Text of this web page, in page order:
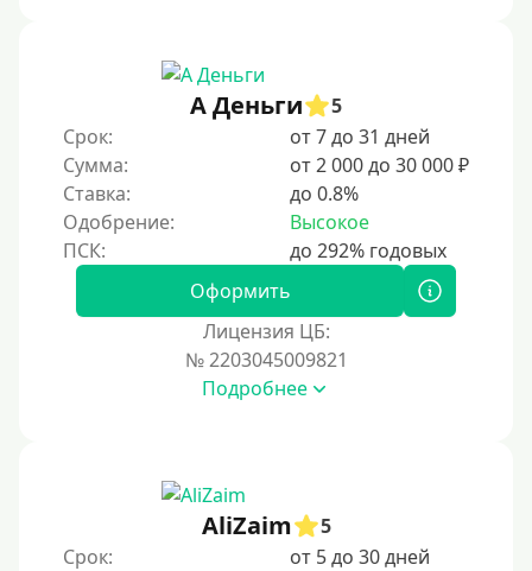
А Деньги
5
Срок:
от 7 до 31 дней
Сумма:
от 2 000 до 30 000 ₽
Ставка:
до 0.8%
Одобрение:
Высокое
Оформить
Лицензия ЦБ:
№ 2203045009821
Подробнее
AliZaim
5
Срок:
от 5 до 30 дней